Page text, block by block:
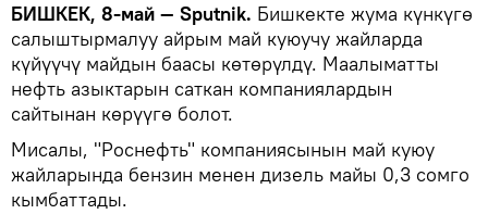
БИШКЕК, 8-май — Sputnik. Бишкекте жума күнкүгө
салыштырмалуу айрым май куюучу жайларда
күйүүчү майдын баасы көтөрүлдү. Маалыматты
нефть азыктарын саткан компаниялардын
сайтынан көрүүгө болот.
Мисалы, "Роснефть" компаниясынын май куюу
жайларында бензин менен дизель майы 0,3 сомго
кымбаттады.